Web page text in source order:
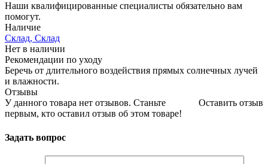
Наши квалифицированные специалисты обязательно вам
помогут.
Наличие
Склад, Склад
Нет в наличии
Рекомендации по уходу
Беречь от длительного воздействия прямых солнечных лучей
и влажности.
Отзывы
Оставить отзыв
У данного товара нет отзывов. Станьте
первым, кто оставил отзыв об этом товаре!
Задать вопрос